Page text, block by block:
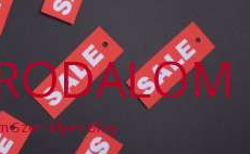
Személyes Blog